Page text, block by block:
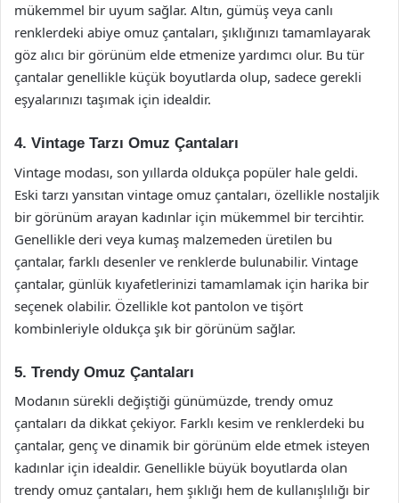
mükemmel bir uyum sağlar. Altın, gümüş veya canlı
renklerdeki abiye omuz çantaları, şıklığınızı tamamlayarak
göz alıcı bir görünüm elde etmenize yardımcı olur. Bu tür
çantalar genellikle küçük boyutlarda olup, sadece gerekli
eşyalarınızı taşımak için idealdir.
4. Vintage Tarzı Omuz Çantaları
Vintage modası, son yıllarda oldukça popüler hale geldi.
Eski tarzı yansıtan vintage omuz çantaları, özellikle nostaljik
bir görünüm arayan kadınlar için mükemmel bir tercihtir.
Genellikle deri veya kumaş malzemeden üretilen bu
çantalar, farklı desenler ve renklerde bulunabilir. Vintage
çantalar, günlük kıyafetlerinizi tamamlamak için harika bir
seçenek olabilir. Özellikle kot pantolon ve tişört
kombinleriyle oldukça şık bir görünüm sağlar.
5. Trendy Omuz Çantaları
Modanın sürekli değiştiği günümüzde, trendy omuz
çantaları da dikkat çekiyor. Farklı kesim ve renklerdeki bu
çantalar, genç ve dinamik bir görünüm elde etmek isteyen
kadınlar için idealdir. Genellikle büyük boyutlarda olan
trendy omuz çantaları, hem şıklığı hem de kullanışlılığı bir